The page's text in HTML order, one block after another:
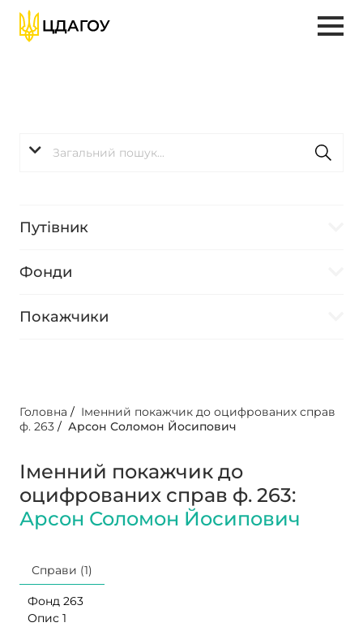
Путівник
Фонди
Покажчики
Головна / Іменний покажчик до оцифрованих справ
ф. 263 / Арсон Соломон Йосипович
Іменний покажчик до
оцифрованих справ ф. 263:
Арсон Соломон Йосипович
Справи (1)
Фонд 263
Опис 1